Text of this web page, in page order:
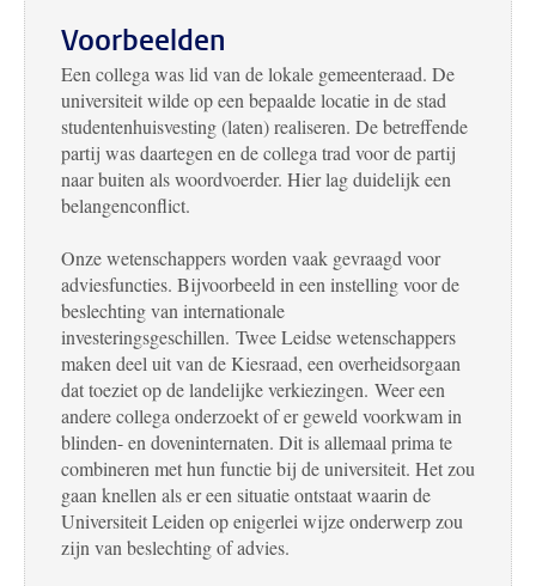
Voorbeelden
Een collega was lid van de lokale gemeenteraad. De
universiteit wilde op een bepaalde locatie in de stad
studentenhuisvesting (laten) realiseren. De betreffende
partij was daartegen en de collega trad voor de partij
naar buiten als woordvoerder. Hier lag duidelijk een
belangenconflict.
Onze wetenschappers worden vaak gevraagd voor
adviesfuncties. Bijvoorbeeld in een instelling voor de
beslechting van internationale
investeringsgeschillen. Twee Leidse wetenschappers
maken deel uit van de Kiesraad, een overheidsorgaan
dat toeziet op de landelijke verkiezingen. Weer een
andere collega onderzoekt of er geweld voorkwam in
blinden- en doveninternaten. Dit is allemaal prima te
combineren met hun functie bij de universiteit. Het zou
gaan knellen als er een situatie ontstaat waarin de
Universiteit Leiden op enigerlei wijze onderwerp zou
zijn van beslechting of advies.